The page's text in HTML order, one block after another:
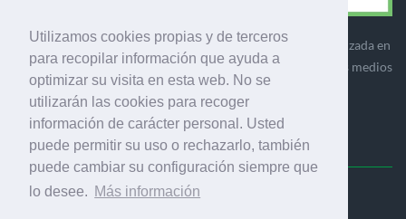
Utilizamos cookies propias y de terceros
para recopilar información que ayuda a
optimizar su visita en esta web. No se
utilizarán las cookies para recoger
información de carácter personal. Usted
puede permitir su uso o rechazarlo, también
puede cambiar su configuración siempre que
lo desee. Más información
Ediciones Industria Gráfica es una empresa editora especializada en
el mercado de la comunicación gráfica que engloba diversos medios
profesionales especializados en el mercado gráfico, la
comunicación visual y el envasado.
Ediciones Industria Gráfica, S.C.P.